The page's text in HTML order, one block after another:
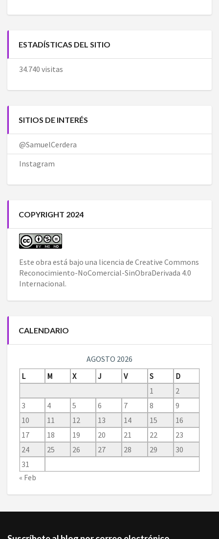
ESTADÍSTICAS DEL SITIO
34.740 visitas
SITIOS DE INTERÉS
@SamuelCerdera
Instagram
COPYRIGHT 2024
Este obra está bajo una licencia de Creative Commons
Reconocimiento-NoComercial-SinObraDerivada 4.0
Internacional.
CALENDARIO
AGOSTO 2026
L
M X J V S
D
1
2
3
4 5 6 7 8
9
10
11 12 13 14 15
16
17
18 19 20 21 22
23
24
25 26 27 28 29
30
31
« Feb